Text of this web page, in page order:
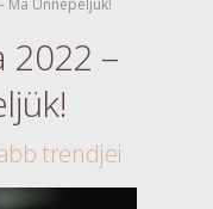
Ma Ünnepeljük!
2022 –
trendjei